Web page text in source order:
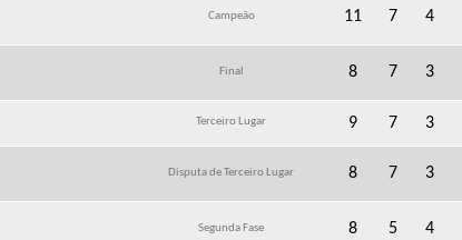
Campeão 11 7 4
Final 8 7 3
Terceiro Lugar 9 7 3
Disputa de Terceiro Lugar 8 7 3
Segunda Fase 8 5 4